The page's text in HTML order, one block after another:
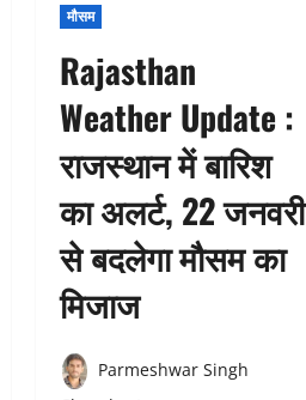
मौसम
Rajasthan
Weather Update :
राजस्थान में बारिश
का अलर्ट, 22 जनवरी
से बदलेगा मौसम का
मिजाज
Parmeshwar Singh